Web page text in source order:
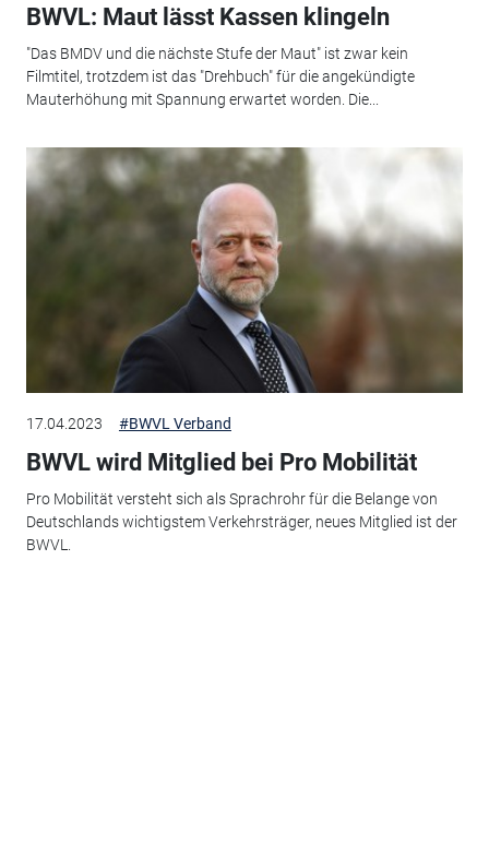
BWVL: Maut lässt Kassen klingeln
"Das BMDV und die nächste Stufe der Maut" ist zwar kein
Filmtitel, trotzdem ist das "Drehbuch" für die angekündigte
Mauterhöhung mit Spannung erwartet worden. Die...
17.04.2023 #BWVL Verband
BWVL wird Mitglied bei Pro Mobilität
Pro Mobilität versteht sich als Sprachrohr für die Belange von
Deutschlands wichtigstem Verkehrsträger, neues Mitglied ist der
BWVL.